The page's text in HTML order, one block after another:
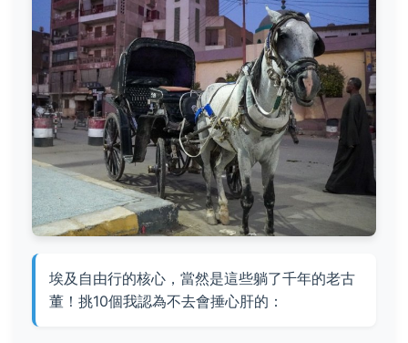
埃及自由行的核心，當然是這些躺了千年的老古
董！挑10個我認為不去會捶心肝的：